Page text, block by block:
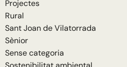
Projectes
Rural
Sant Joan de Vilatorrada
Sènior
Sense categoria